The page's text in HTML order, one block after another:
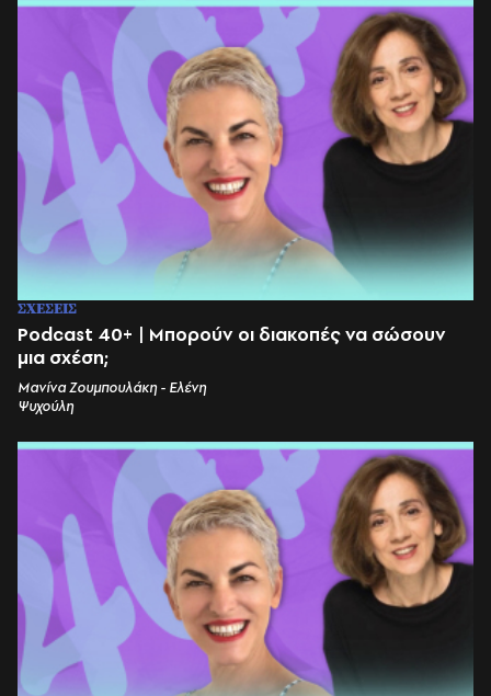
ΣΧΕΣΕΙΣ
Podcast 40+ | Μπορούν οι διακοπές να σώσουν
μια σχέση;
Μανίνα Ζουμπουλάκη - Ελένη
Ψυχούλη